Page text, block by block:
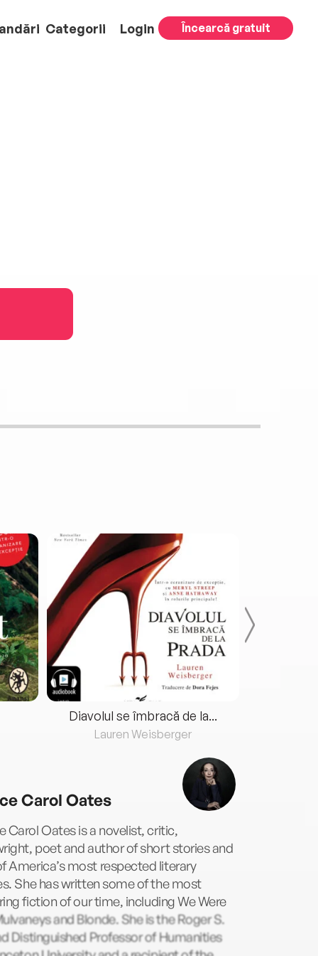
Categorii Login Încearcă gratuit
Diavolul se îmbracă de la...
Lauren Weisberger
Carol Oates
Carol Oates is a novelist, critic,
poet and author of short stories and
America’s most respected literary
She has written some of the most
fiction of our time, including We Were
and Blonde. She is the Roger S.
Distinguished Professor of Humanities